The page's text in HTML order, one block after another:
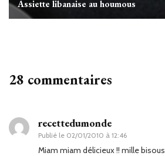
Assiette libanaise au houmous
28 commentaires
recettedumonde
Publié le 02/01/2010 à 12:46
Miam miam délicieux !! mille bisous